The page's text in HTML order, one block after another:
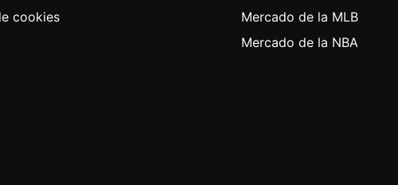
cookies
Mercado de la MLB
Mercado de la NBA